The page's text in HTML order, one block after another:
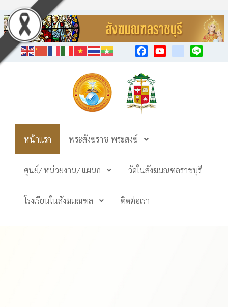
หน้าแรก พระสังฆราช-พระสงฆ์
ศูนย์/ หน่วยงาน/ แผนก วัดในสังฆมณฑลราชบุรี
โรงเรียนในสังฆมณฑล ติดต่อเรา